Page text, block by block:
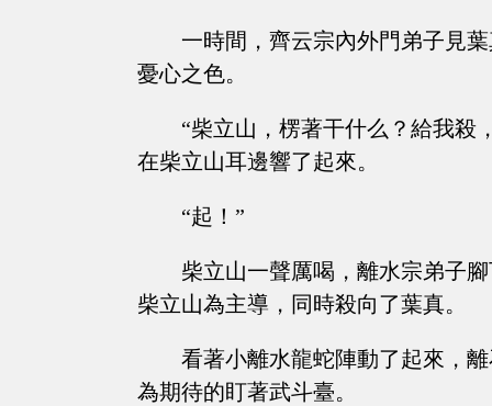
一時間，齊云宗內外門弟子見
憂心之色。
“柴立山，楞著干什么？給我殺
在柴立山耳邊響了起來。
“起！”
柴立山一聲厲喝，離水宗弟子
柴立山為主導，同時殺向了葉真。
看著小離水龍蛇陣動了起來，
為期待的盯著武斗臺。